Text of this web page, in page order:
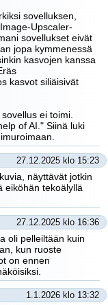
sovelluksen,
Upscaler-
sovellukset eivät
jopa kymmenessä
kasvojen kanssa
kasvot siliäisivät
ei toimi.
of AI." Siinä luki
27.12.2025 klo 15:23
näyttävät jotkin
eiköhän tekoälyllä
27.12.2025 klo 16:36
oli pelleiltään kuin
kun ruoste
on ennen
1.1.2026 klo 13:32